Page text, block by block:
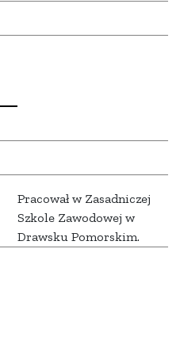
Pracował w Zasadniczej
Szkole Zawodowej w
Drawsku Pomorskim.